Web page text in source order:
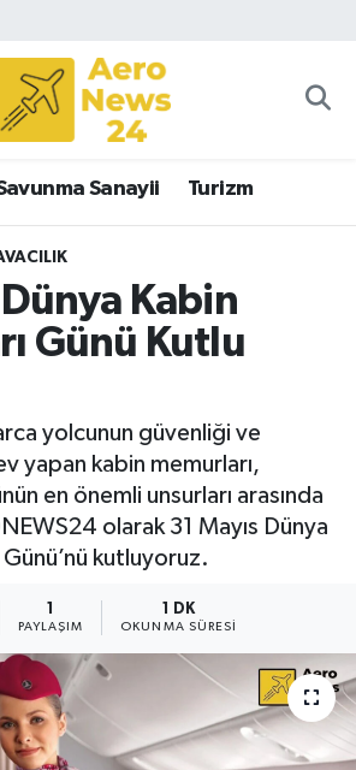
Sanayii Turizm
Dünya Kabin
Günü Kutlu
yolcunun güvenliği ve
yapan kabin memurları,
en önemli unsurları arasında
olarak 31 Mayıs Dünya
kutluyoruz.
PAYLAŞIM
1 DK
OKUNMA SÜRESI